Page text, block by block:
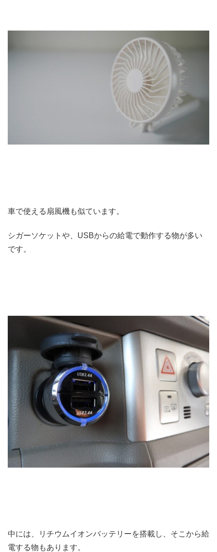
車で使える扇風機も似ています。
シガーソケットや、USBからの給電で動作する物が多い
です。
中には、リチウムイオンバッテリーを搭載し、そこから給
電する物もあります。